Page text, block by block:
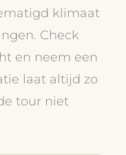
klimaat
Check
en neem een
laat altijd zo
tour niet